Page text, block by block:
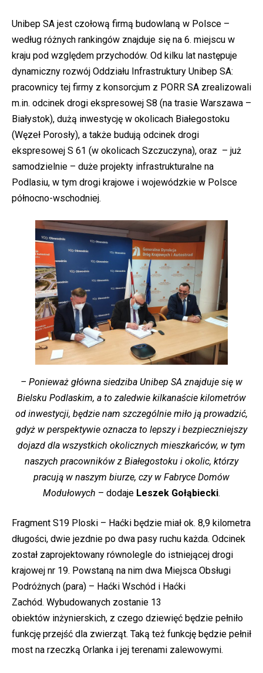
Unibep SA jest czołową firmą budowlaną w Polsce –
według różnych rankingów znajduje się na 6. miejscu w
kraju pod względem przychodów. Od kilku lat następuje
dynamiczny rozwój Oddziału Infrastruktury Unibep SA:
pracownicy tej firmy z konsorcjum z PORR SA zrealizowali
m.in. odcinek drogi ekspresowej S8 (na trasie Warszawa –
Białystok), dużą inwestycję w okolicach Białegostoku
(Węzeł Porosły), a także budują odcinek drogi
ekspresowej S 61 (w okolicach Szczuczyna), oraz – już
samodzielnie – duże projekty infrastrukturalne na
Podlasiu, w tym drogi krajowe i wojewódzkie w Polsce
północno-wschodniej.
– Ponieważ główna siedziba Unibep SA znajduje się w
Bielsku Podlaskim, a to zaledwie kilkanaście kilometrów
od inwestycji, będzie nam szczególnie miło ją prowadzić,
gdyż w perspektywie oznacza to lepszy i bezpieczniejszy
dojazd dla wszystkich okolicznych mieszkańców, w tym
naszych pracowników z Białegostoku i okolic, którzy
pracują w naszym biurze, czy w Fabryce Domów
Modułowych – dodaje Leszek Gołąbiecki.
Fragment S19 Ploski – Haćki będzie miał ok. 8,9 kilometra
długości, dwie jezdnie po dwa pasy ruchu każda. Odcinek
został zaprojektowany równolegle do istniejącej drogi
krajowej nr 19. Powstaną na nim dwa Miejsca Obsługi
Podróżnych (para) – Haćki Wschód i Haćki
Zachód. Wybudowanych zostanie 13
obiektów inżynierskich, z czego dziewięć będzie pełniło
funkcję przejść dla zwierząt. Taką też funkcję będzie pełnił
most na rzeczką Orlanka i jej terenami zalewowymi.